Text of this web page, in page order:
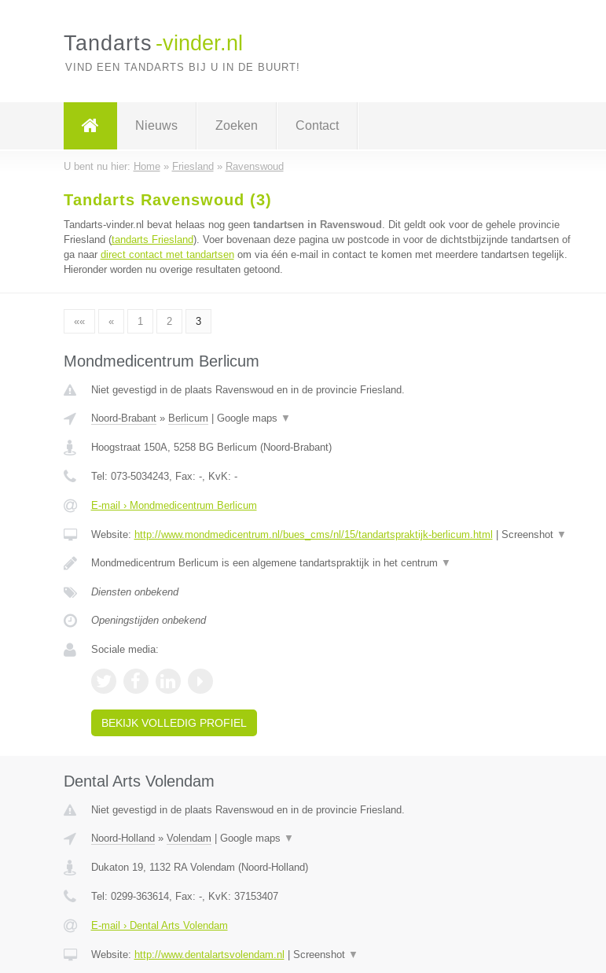
Tandarts -vinder.nl
VIND EEN TANDARTS BIJ U IN DE BUURT!
Nieuws Zoeken Contact
U bent nu hier: Home» Friesland » Ravenswoud
Tandarts Ravenswoud (3)
Tandarts-vinder.nl bevat helaas nog geen tandartsen in Ravenswoud . Dit geldt ook voor de gehele provincie
Friesland (tandarts Friesland). Voer bovenaan deze pagina uw postcode in voor de dichtstbijzijnde tandartsen of
ga naar direct contact met tandartsenom via één e-mail in contact te komen met meerdere tandartsen tegelijk.
Hieronder worden nu overige resultaten getoond.
«« « 1 2 3
Mondmedicentrum Berlicum
Niet gevestigd in de plaats Ravenswoud en in de provincie Friesland.
Noord-Brabant» Berlicum Google maps ▼
Hoogstraat 150A, 5258 BG Berlicum (Noord-Brabant)
Tel: 073-5034243, Fax: -, KvK: -
E-mail › Mondmedicentrum Berlicum
Website: http://www.mondmedicentrum.nl/bues_cms/nl/15/tandartspraktijk-berlicum.html Screenshot ▼
Mondmedicentrum Berlicum is een algemene tandartspraktijk in het centrum ▼
Diensten onbekend
Openingstijden onbekend
Sociale media:
BEKIJK VOLLEDIG PROFIEL
Dental Arts Volendam
Niet gevestigd in de plaats Ravenswoud en in de provincie Friesland.
Noord-Holland » Volendam Google maps ▼
Dukaton 19, 1132 RA Volendam (Noord-Holland)
Tel: 0299-363614, Fax: -, KvK: 37153407
E-mail › Dental Arts Volendam
Website: http://www.dentalartsvolendam.nl Screenshot ▼